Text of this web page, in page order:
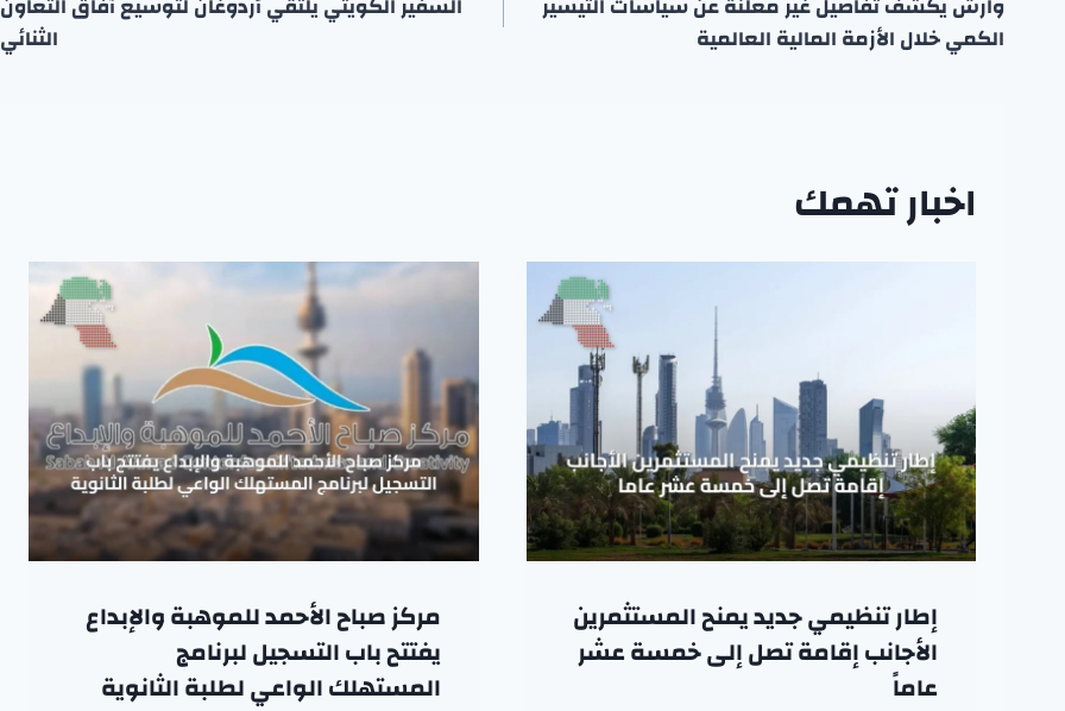
المقالات
الكمي خلال الأزمة المالية العالمية
الثنائي
اخبار تهمك
إطار تنظيمي جديد يمنح المستثمرين
الأجانب إقامة تصل إلى خمسة عشر
عاماً
مركز صباح الأحمد للموهبة والإبداع
يفتتح باب التسجيل لبرنامج
المستهلك الواعي لطلبة الثانوية